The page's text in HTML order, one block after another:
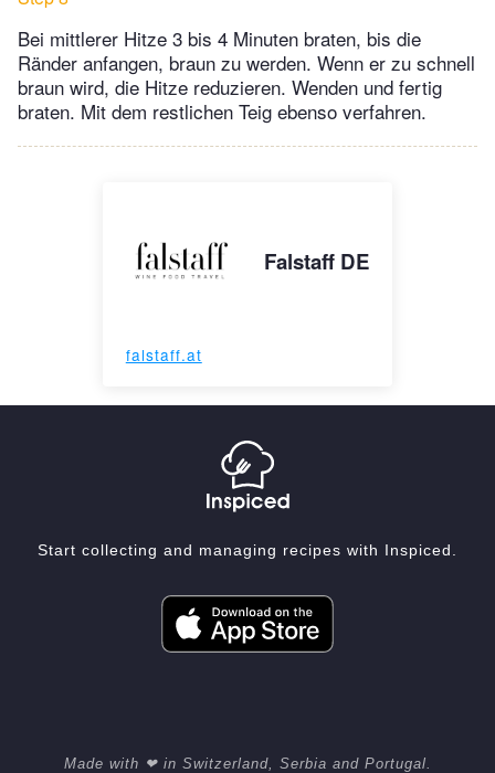
Bei mittlerer Hitze 3 bis 4 Minuten braten, bis die
Ränder anfangen, braun zu werden. Wenn er zu schnell
braun wird, die Hitze reduzieren. Wenden und fertig
braten. Mit dem restlichen Teig ebenso verfahren.
Falstaff DE
falstaff.at
Start collecting and managing recipes with Inspiced.
Made with ❤ in Switzerland, Serbia and Portugal.